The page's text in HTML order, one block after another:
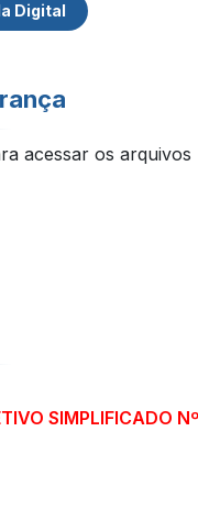
Digital
acessar os arquivos
SIMPLIFICADO Nº